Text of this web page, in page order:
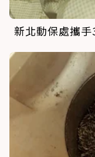
新北動保處攜